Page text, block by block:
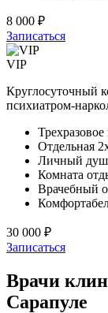
8 000 ₽
Записаться
VIP
Круглосуточный
психиатром-
Отдельная
Личный душ
Комната
Врачебный
30 000 ₽
Записаться
Врачи
Сарапуле